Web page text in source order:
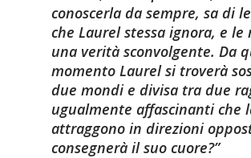
conoscerla da sempre, sa di
che Laurel stessa ignora, e le
una verità sconvolgente. Da
momento Laurel si troverà
due mondi e divisa tra due
ugualmente affascinanti che
attraggono in direzioni
consegnerà il suo cuore?